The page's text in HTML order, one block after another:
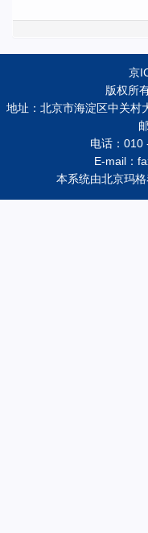
京
版权所
地址：北京市海淀区中关
电话：
E-mail：
本系统由北京玛